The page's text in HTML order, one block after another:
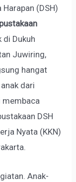
(DSH)
di Dukuh
Juwiring,
hangat
dari
membaca
DSH
Nyata (KKN)
Anak-